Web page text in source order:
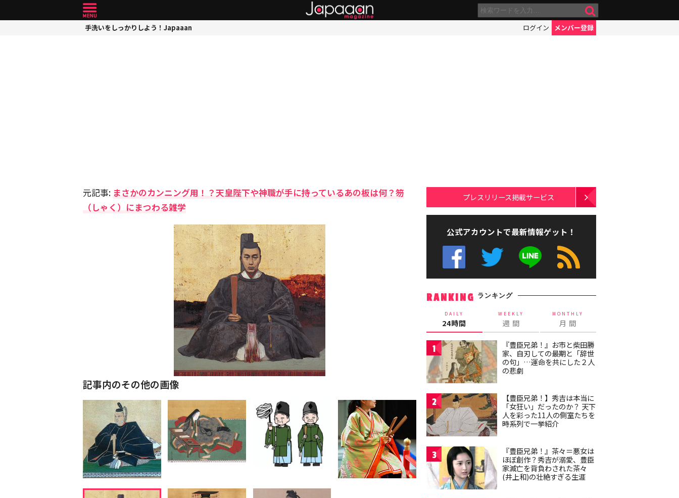
手洗いをしっかりしよう！Japaaan ログイン メンバー登録
元記事: まさかのカンニング用！？天皇陛下や神職が手に持っているあの板は何？笏
（しゃく）にまつわる雑学
記事内のその他の画像
プレスリリース掲載サービス
公式アカウントで最新情報ゲット！
RANKING ランキング
DAILY
24時間
WEEKLY
週 間
MONTHLY
月 間
1
『豊臣兄弟！』お市と柴田勝
家、自刃しての最期と「辞世
の句」…運命を共にした２人
の悲劇
2
【豊臣兄弟！】秀吉は本当に
「女狂い」だったのか？ 天下
人を彩った11人の側室たちを
時系列で一挙紹介
3
『豊臣兄弟！』茶々＝悪女は
ほぼ創作？秀吉が溺愛、豊臣
家滅亡を背負わされた茶々
(井上和)の壮絶すぎる生涯